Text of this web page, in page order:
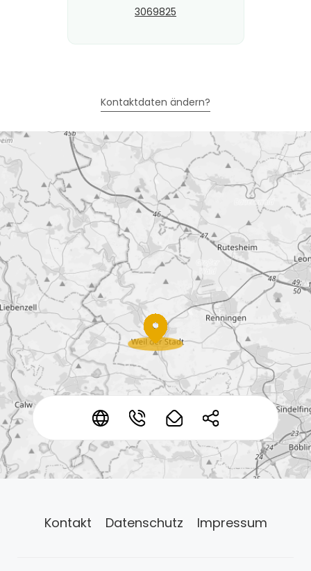
* * * *
3069825
Kontaktdaten ändern?
Kontakt Datenschutz Impressum